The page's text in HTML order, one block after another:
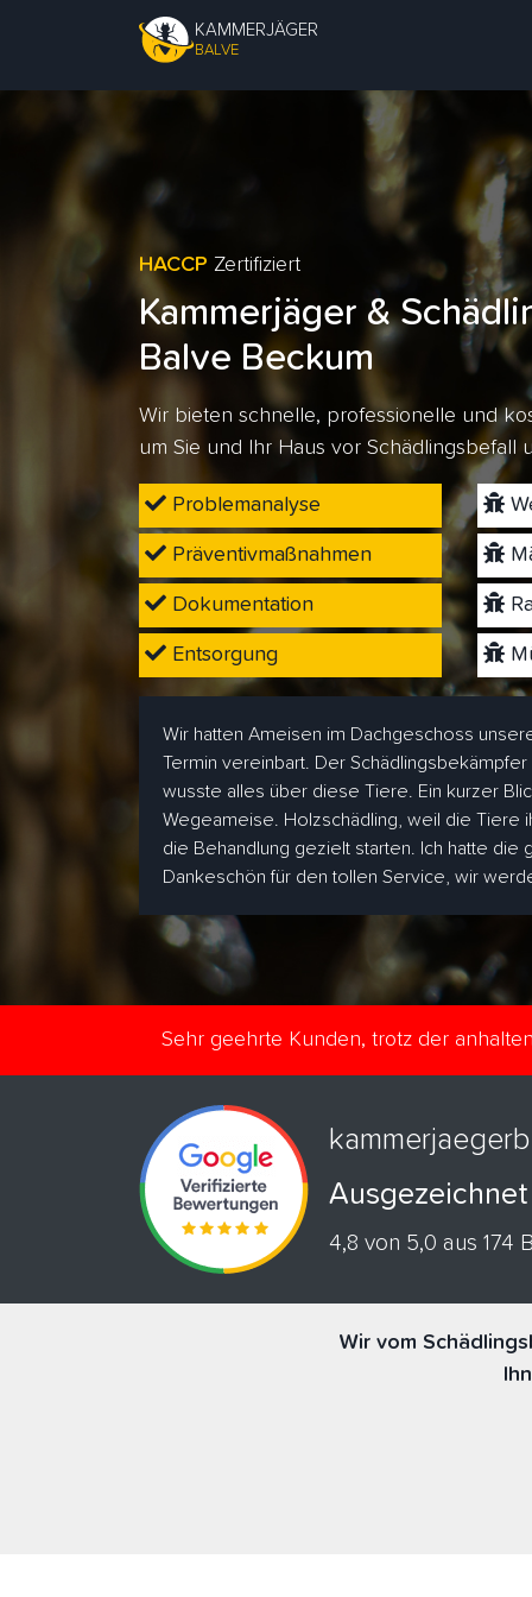
KAMMERJÄGER
BALVE
HACCP Zertifiziert
Kammerjäger &
Balve Beckum
Wir bieten schnelle, professionelle und
um Sie und Ihr Haus vor
Problemanalyse
Präventivmaßnahmen
Dokumentation
Entsorgung
Wir hatten Ameisen im Dachgeschoss
Termin vereinbart. Der
wusste alles über diese Tiere. Ein kurzer
Wegeameise. Holzschädling, weil die Tiere
die Behandlung gezielt starten. Ich hatte
Dankeschön für den tollen Service, wir
Sehr geehrte Kunden, trotz der
Ausgezeichnet
4,8 von 5,0 aus 174
Wir vom